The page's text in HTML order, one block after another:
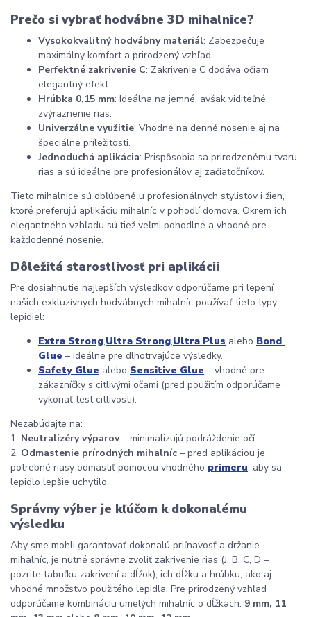
Prečo si vybrať hodvábne 3D mihalnice?
Vysokokvalitný hodvábny materiál: Zabezpečuje
maximálny komfort a prirodzený vzhľad.
Perfektné zakrivenie C: Zakrivenie C dodáva očiam
elegantný efekt.
Hrúbka 0,15 mm: Ideálna na jemné, avšak viditeľné
zvýraznenie rias.
Univerzálne využitie: Vhodné na denné nosenie aj na
špeciálne príležitosti.
Jednoduchá aplikácia: Prispôsobia sa prirodzenému tvaru
rias a sú ideálne pre profesionálov aj začiatočníkov.
Tieto mihalnice sú obľúbené u profesionálnych stylistov i žien,
ktoré preferujú aplikáciu mihalníc v pohodlí domova. Okrem ich
elegantného vzhľadu sú tiež veľmi pohodlné a vhodné pre
každodenné nosenie.
Dôležitá starostlivosť pri aplikácii
Pre dosiahnutie najlepších výsledkov odporúčame pri lepení
našich exkluzívnych hodvábnych mihalníc používať tieto typy
lepidiel:
Extra Strong,Ultra Strong,Ultra Plus alebo Bond
Glue – ideálne pre dlhotrvajúce výsledky.
Safety Glue alebo Sensitive Glue – vhodné pre
zákazníčky s citlivými očami (pred použitím odporúčame
vykonať test citlivosti).
Nezabúdajte na:
1. Neutralizéry výparov – minimalizujú podráždenie očí.
2. Odmastenie prírodných mihalníc – pred aplikáciou je
potrebné riasy odmastiť pomocou vhodného primeru, aby sa
lepidlo lepšie uchytilo.
Správny výber je kľúčom k dokonalému
výsledku
Aby sme mohli garantovať dokonalú priľnavosť a držanie
mihalníc, je nutné správne zvoliť zakrivenie rias (J, B, C, D –
pozrite tabuľku zakrivení a dĺžok), ich dĺžku a hrúbku, ako aj
vhodné množstvo použitého lepidla. Pre prirodzený vzhľad
odporúčame kombináciu umelých mihalníc o dĺžkach: 9 mm, 11